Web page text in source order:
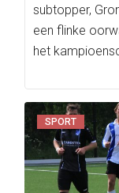
subtopper,
een flinke
het
SPORT